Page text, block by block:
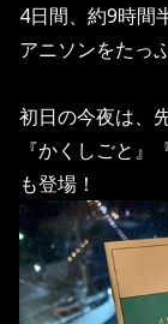
4日間、約9時間
アニソンをたっ
初日の今夜は、
『かくしごと
も登場！